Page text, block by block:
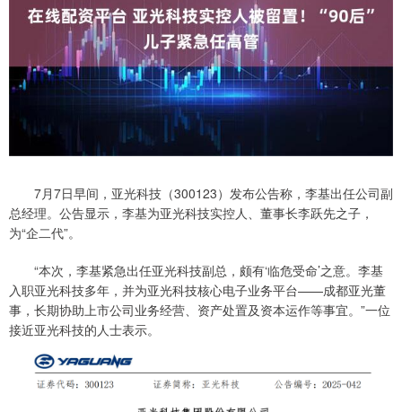
7月7日早间，亚光科技（300123）发布公告称，李基出任公司副
总经理。公告显示，李基为亚光科技实控人、董事长李跃先之子，
为“企二代”。
“本次，李基紧急出任亚光科技副总，颇有‘临危受命’之意。李基
入职亚光科技多年，并为亚光科技核心电子业务平台——成都亚光董
事，长期协助上市公司业务经营、资产处置及资本运作等事宜。”一位
接近亚光科技的人士表示。